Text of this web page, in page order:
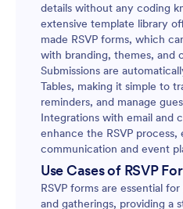
details without any coding
extensive template library
made RSVP forms, which
with branding, themes, and
Submissions are
Tables, making it simple to
reminders, and manage
Integrations with email and
enhance the RSVP process,
communication and event
Use Cases of RSVP
RSVP forms are essential
and gatherings, providing a